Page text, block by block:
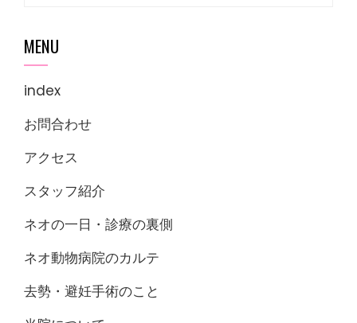
MENU
index
お問合わせ
アクセス
スタッフ紹介
ネオの一日・診療の裏側
ネオ動物病院のカルテ
去勢・避妊手術のこと